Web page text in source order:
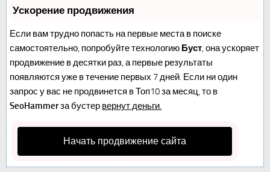
Ускорение продвижения
Если вам трудно попасть на первые места в поиске
самостоятельно, попробуйте технологию Буст, она ускоряет
продвижение в десятки раз, а первые результаты
появляются уже в течение первых 7 дней. Если ни один
запрос у вас не продвинется в Топ10 за месяц, то в
SeoHammerза бустер вернут деньги.
Начать продвижение сайта